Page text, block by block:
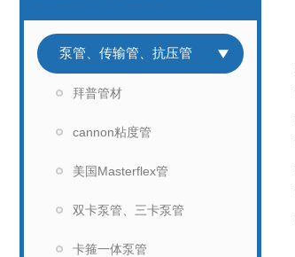
泵管、传输管、抗压管
拜普管材
cannon粘度管
美国Masterflex管
双卡泵管、三卡泵管
卡箍一体泵管